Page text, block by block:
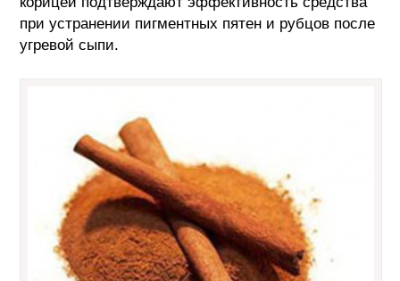
при устранении пигментных пятен и рубцов после
угревой сыпи.